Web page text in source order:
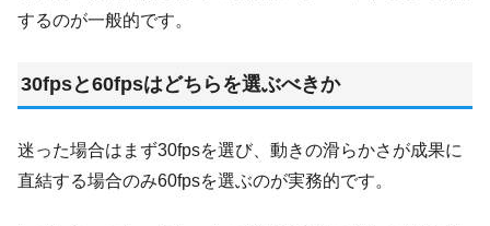
するのが一般的です。
30fpsと60fpsはどちらを選ぶべきか
迷った場合はまず30fpsを選び、動きの滑らかさが成果に
直結する場合のみ60fpsを選ぶのが実務的です。